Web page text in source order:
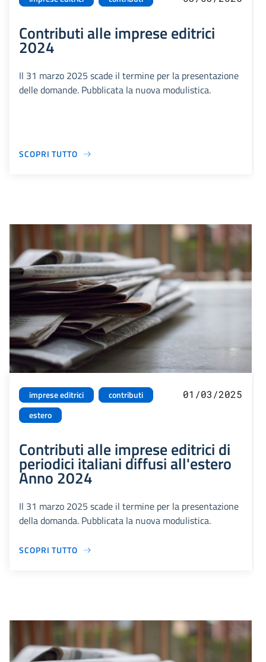
Contributi alle imprese editrici
2024
Il 31 marzo 2025 scade il termine per la presentazione
delle domande. Pubblicata la nuova modulistica.
SCOPRI TUTTO
imprese editrici
contributi
estero
01/03/2025
Contributi alle imprese editrici di
periodici italiani diffusi all'estero
Anno 2024
Il 31 marzo 2025 scade il termine per la presentazione
della domanda. Pubblicata la nuova modulistica.
SCOPRI TUTTO